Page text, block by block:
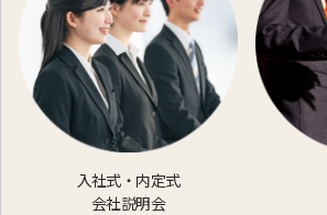
入社式・内定式
会社説明会